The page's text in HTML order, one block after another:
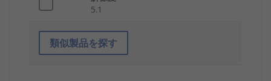
5.1
類似製品を探す